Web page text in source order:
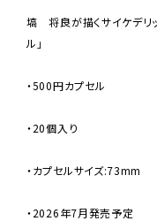
塙 将良が描くサイケデリ
ル」
・500円カプセル
・20個入り
・カプセルサイズ:73mm
・2026年7月発売予定